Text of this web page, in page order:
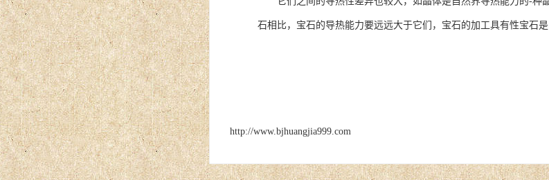
石相比，宝石的导热能力要远远大于它们，宝石的加工具有性宝石是
http://www.bjhuangjia999.com